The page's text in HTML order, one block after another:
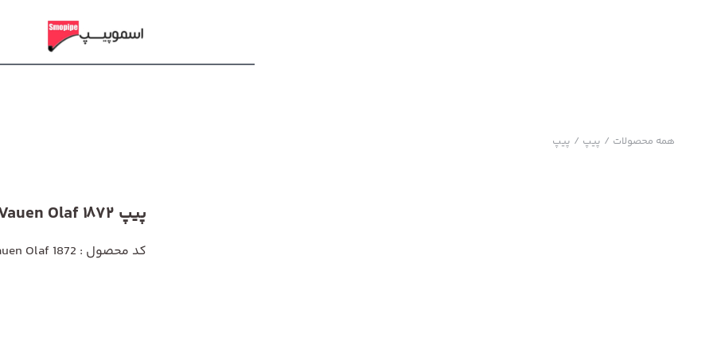
همه محصولات / پیپ / پیپ
پیپ Vauen Olaf 1872
کد محصول : Vauen Olaf 1872